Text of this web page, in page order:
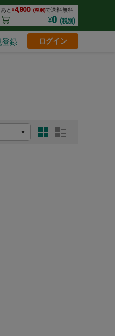
あと¥4,800 (税別)で送料無料
¥0 (税別)
登録 ログイン